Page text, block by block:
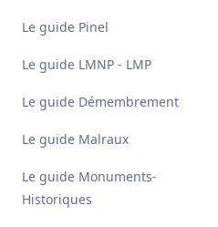
Le guide Pinel
Le guide LMNP - LMP
Le guide Démembrement
Le guide Malraux
Le guide Monuments-
Historiques